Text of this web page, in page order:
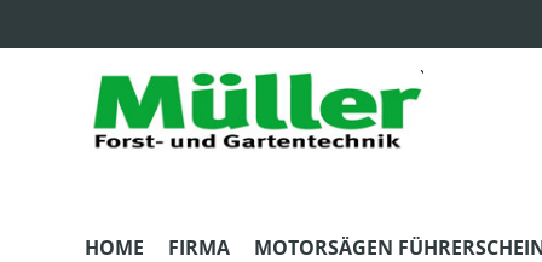
HOME FIRMA MOTORSÄGEN